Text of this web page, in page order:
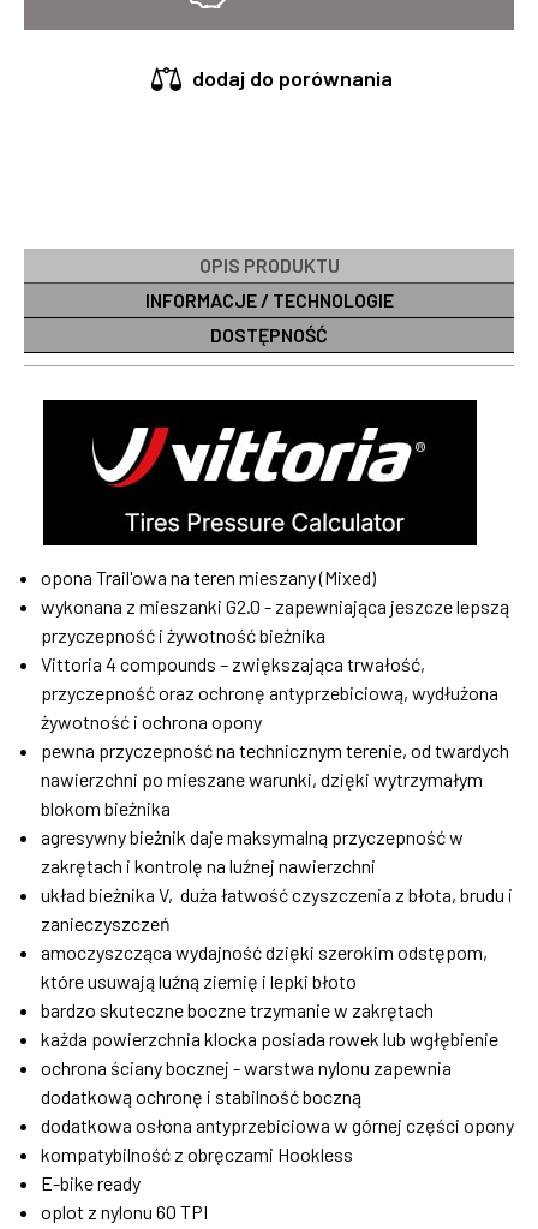
dodaj do porównania
OPIS PRODUKTU
INFORMACJE / TECHNOLOGIE
DOSTĘPNOŚĆ
opona Trail'owa na teren mieszany (Mixed)
wykonana z mieszanki G2.0 - zapewniająca jeszcze lepszą
przyczepność i żywotność bieżnika
Vittoria 4 compounds – zwiększająca trwałość,
przyczepność oraz ochronę antyprzebiciową, wydłużona
żywotność i ochrona opony
pewna przyczepność na technicznym terenie, od twardych
nawierzchni po mieszane warunki, dzięki wytrzymałym
blokom bieżnika
agresywny bieżnik daje maksymalną przyczepność w
zakrętach i kontrolę na luźnej nawierzchni
układ bieżnika V, duża łatwość czyszczenia z błota, brudu i
zanieczyszczeń
amoczyszcząca wydajność dzięki szerokim odstępom,
które usuwają luźną ziemię i lepki błoto
bardzo skuteczne boczne trzymanie w zakrętach
każda powierzchnia klocka posiada rowek lub wgłębienie
ochrona ściany bocznej - warstwa nylonu zapewnia
dodatkową ochronę i stabilność boczną
dodatkowa osłona antyprzebiciowa w górnej części opony
kompatybilność z obręczami Hookless
E-bike ready
oplot z nylonu 60 TPI